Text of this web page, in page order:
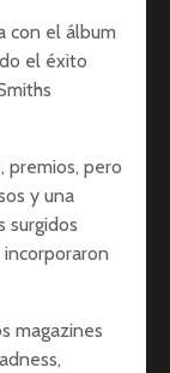
con el álbum
el éxito
premios, pero
y una
surgidos
incorporaron
magazines